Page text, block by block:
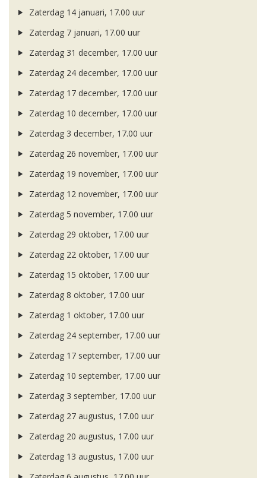
Zaterdag 14 januari, 17.00 uur
Zaterdag 7 januari, 17.00 uur
Zaterdag 31 december, 17.00 uur
Zaterdag 24 december, 17.00 uur
Zaterdag 17 december, 17.00 uur
Zaterdag 10 december, 17.00 uur
Zaterdag 3 december, 17.00 uur
Zaterdag 26 november, 17.00 uur
Zaterdag 19 november, 17.00 uur
Zaterdag 12 november, 17.00 uur
Zaterdag 5 november, 17.00 uur
Zaterdag 29 oktober, 17.00 uur
Zaterdag 22 oktober, 17.00 uur
Zaterdag 15 oktober, 17.00 uur
Zaterdag 8 oktober, 17.00 uur
Zaterdag 1 oktober, 17.00 uur
Zaterdag 24 september, 17.00 uur
Zaterdag 17 september, 17.00 uur
Zaterdag 10 september, 17.00 uur
Zaterdag 3 september, 17.00 uur
Zaterdag 27 augustus, 17.00 uur
Zaterdag 20 augustus, 17.00 uur
Zaterdag 13 augustus, 17.00 uur